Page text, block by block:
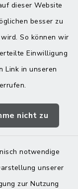
dieser Website
besser zu
So können wir
Einwilligung
Link in unseren
nicht zu
notwendige
unserer
zur Nutzung